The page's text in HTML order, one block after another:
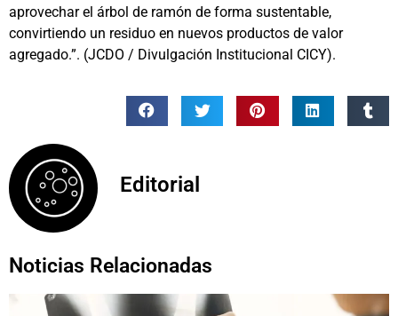
aprovechar el árbol de ramón de forma sustentable,
convirtiendo un residuo en nuevos productos de valor
agregado.”. (JCDO / Divulgación Institucional CICY).
Editorial
Noticias Relacionadas